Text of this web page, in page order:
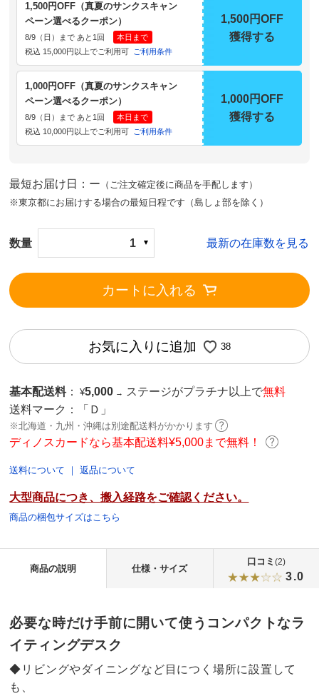
1,500円OFF（真夏のサンクスキャン
ペーン選べるクーポン）
8/9（日）まで あと1回
本日まで
税込 15,000円以上でご利用可
ご利用条件
1,500円OFF
獲得する
1,000円OFF（真夏のサンクスキャン
ペーン選べるクーポン）
8/9（日）まで あと1回
本日まで
税込 10,000円以上でご利用可
ご利用条件
1,000円OFF
獲得する
最短お届け日：ー （ご注文確定後に商品を手配します）
※東京都にお届けする場合の最短日程です（島しょ部を除く）
数量 1 最新の在庫数を見る
カートに入れる
お気に入りに追加 38
基本配送料 ： ¥5,000 → ステージがプラチナ以上で無料
送料マーク：
「Ｄ」
※北海道・九州・沖縄は別途配送料がかかります
ディノスカードなら基本配送料¥5,000まで無料！
送料について ｜返品について
大型商品につき、搬入経路をご確認ください。
商品の梱包サイズはこちら
商品の説明 仕様・サイズ
口コミ (2)
3.0
必要な時だけ手前に開いて使うコンパクトなラ
イティングデスク
◆リビングやダイニングなど目につく場所に設置して
も、